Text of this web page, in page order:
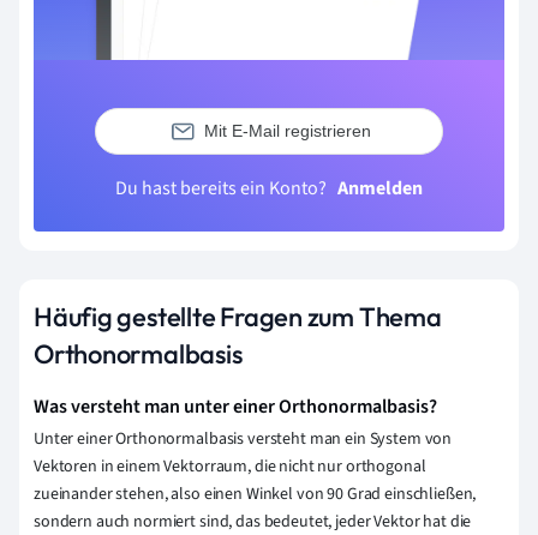
Mit E-Mail registrieren
Du hast bereits ein Konto? Anmelden
Häufig gestellte Fragen zum Thema
Orthonormalbasis
Was versteht man unter einer Orthonormalbasis?
Unter einer Orthonormalbasis versteht man ein System von
Vektoren in einem Vektorraum, die nicht nur orthogonal
zueinander stehen, also einen Winkel von 90 Grad einschließen,
sondern auch normiert sind, das bedeutet, jeder Vektor hat die